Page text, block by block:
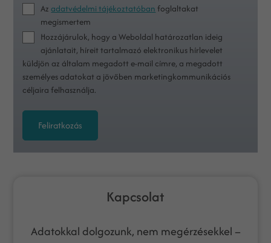
Azadatvédelmi tájékoztatóban foglaltakat
megismertem
Hozzájárulok, hogy a Weboldal határozatlan ideig
ajánlatait, híreit tartalmazó elektronikus hírlevelet
küldjön az általam megadott e-mail címre, a megadott
személyes adatokat a jövőben marketingkommunikációs
céljaira felhasználja.
Feliratkozás
Kapcsolat
Adatokkal dolgozunk, nem megérzésekkel –